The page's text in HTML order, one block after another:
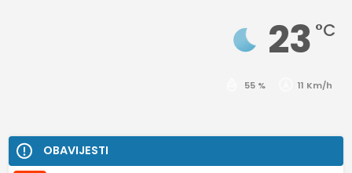
23 °C
55 % 11 Km/h
OBAVIJESTI